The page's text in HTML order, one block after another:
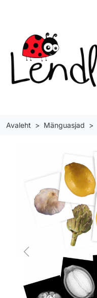
Avaleht Mänguasjad
Previous